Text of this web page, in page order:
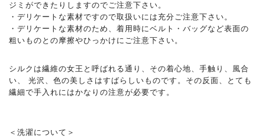
ジミができたりしますのでご注意下さい。
・デリケートな素材ですので取扱いには充分ご注意下さい。
・デリケートな素材のため、着用時にベルト・バッグなど表面の
粗いものとの摩擦やひっかけにご注意下さい。
シルクは繊維の女王と呼ばれる通り、その着心地、手触り、風合
い、 光沢、色の美しさはすばらしいものです。その反面、とても
繊細で手入れにはかなりの注意が必要です。
＜洗濯について＞